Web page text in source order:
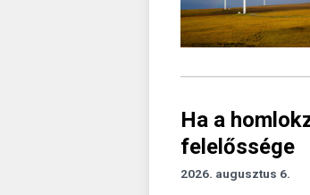
Ha a
felelőssége
2026. augusztus 6.